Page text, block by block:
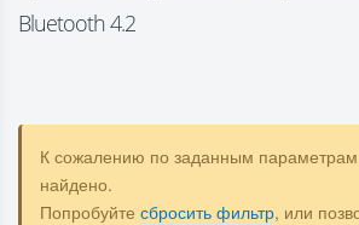
Bluetooth 4.2
К сожалению по заданным параметрам
найдено.
Попробуйте сбросить фильтр, или